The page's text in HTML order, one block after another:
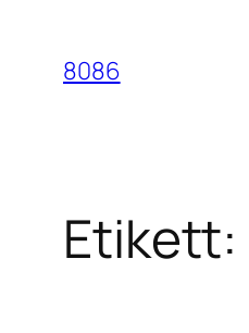
innehåll
8086
Etikett: